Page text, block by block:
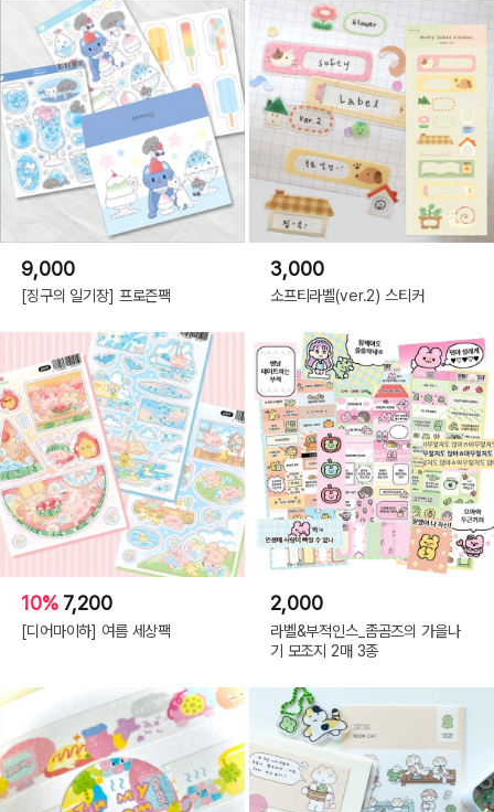
9,000
[징구의 일기장] 프로즌팩
3,000
소프티라벨(ver.2) 스티커
10% 7,200
[디어마이하] 여름 세상팩
2,000
라벨&부적인스_좀곰즈의 가을나
기 모조지 2매 3종